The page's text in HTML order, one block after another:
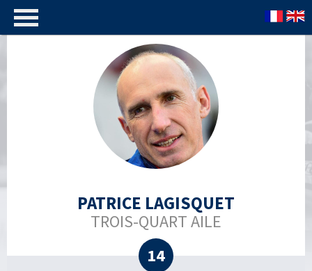
PATRICE LAGISQUET
TROIS-QUART AILE
14